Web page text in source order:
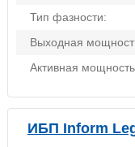
Тип фазности:
Выходная
Активная
ИБП Inform